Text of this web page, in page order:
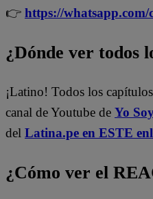
👉 https://
¿Dónde ver todos
¡Latino! Todos los
canal de Youtube de Yo
del Latina.pe en ESTE
¿Cómo ver el